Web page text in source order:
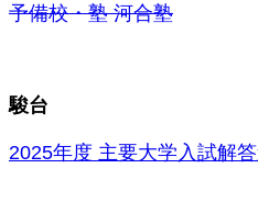
予備校・塾 河合塾
駿台
2025年度 主要大学入試解